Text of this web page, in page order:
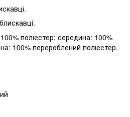
поліестер; середина: 100%
100% перероблений поліестер.